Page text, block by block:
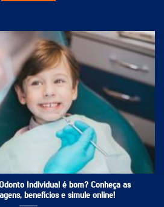
Individual é bom? Conheça as
benefícios e simule online!